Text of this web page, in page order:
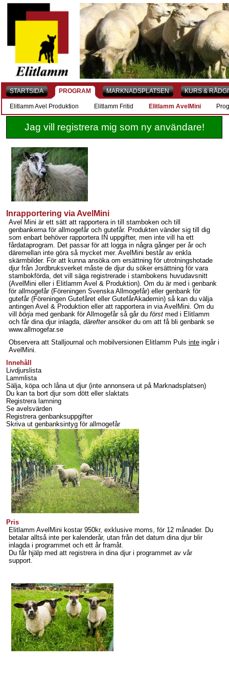
STARTSIDA PROGRAM MARKNADSPLATSEN KURS &
Elitlamm Avel Produktion Elitlamm Fritid Elitlamm AvelMini
Jag vill registrera mig som ny användare!
Inrapportering via AvelMini
Avel Mini är ett sätt att rapportera in till stamboken och till
genbankerna för allmogefår och gutefår. Produkten vänder sig till dig
som enbart behöver rapportera IN uppgifter, men inte vill ha ett
fårdataprogram. Det passar för att logga in några gånger per år och
däremellan inte göra så mycket mer. AvelMini består av enkla
skärmbilder. För att kunna ansöka om ersättning för utrotningshotade
djur från Jordbruksverket måste de djur du söker ersättning för vara
stambokförda, det vill säga registrerade i stambokens huvudavsnitt
(AvelMini eller i Elitlamm Avel & Produktion). Om du är med i genbank
för allmogefår (Föreningen Svenska Allmogefår) eller genbank för
gutefår (Föreningen Gutefåret eller GutefårAkademin) så kan du välja
antingen Avel & Produktion eller att rapportera in via AvelMini. Om du
vill börja med genbank för Allmogefår så går du först med i Elitlamm
och får dina djur inlagda, därefteransöker du om att få bli genbank se
www.allmogefar.se
Observera att Stalljournal och mobilversionen Elitlamm Puls inte ingår i
AvelMini.
Innehåll
Livdjurslista
Lammlista
Sälja, köpa och låna ut djur (inte annonsera ut på Marknadsplatsen)
Du kan ta bort djur som dött eller slaktats
Registrera lamning
Se avelsvärden
Registrera genbanksuppgifter
Skriva ut genbanksintyg för allmogefår
Pris
Elitlamm AvelMini kostar 950kr, exklusive moms, för 12 månader. Du
betalar alltså inte per kalenderår, utan från det datum dina djur blir
inlagda i programmet och ett år framåt.
Du får hjälp med att registrera in dina djur i programmet av vår
support.